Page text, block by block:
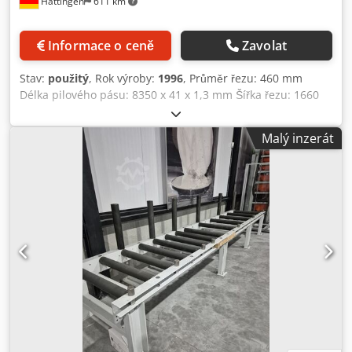
materiály: pásy z tvrdokovu VÝKONOVÉ ÚDAJE Rychlost
(krokový posuv): plynule nastavitelný 0,7 – 220 m/min
Elektrické připojení: 400 V / 50 Hz / 30 kW (celkový příkon)
Výrobce Typ Výkon (kW) / Proud (A) Otáčky (ot/min) -----
Pilový motor Sieber VM6-1054/750/4 7,5 kW / 15,6 A 1500
Hydraulický motor BauKnecht DT90-S4F 1,1 kW / 3,0 A 1500
HYDRAULICKÁ AGREGÁT Rexroth UL 205S2016294/1 2,2 kW
/ 5,6 A 1500 Motor pro vedení pásu SEW KG 35 1,2/4,8 kW /
4,6/10 A 750/3000 Jmenovitá rychlost SEW KE66 DT 80 N
612 0,12/0,48 kW / 0,69/1,32 A 750/3000 Rychlý posuv SEW
KE66 DT 80 N 612 0,12/0,48 kW / 0,69/1,32 A 750/3000
Nastavovací motor Sieber DE26,18 kW / 0,6 A 3000
Čerpadlo chladicí kapaliny Brinkmann TS12/190-65 0,27 kW
/ 0,63 A 3000 Čerpadlo chladicí kapaliny Brinkmann TB
100/270 0,24 kW / 0,44 A 3000 Čerpadlo pro odstraňování
třísek Huber + Moser 693/8F 0,08 kW / 0,65 A 750 Podávací
zařízení pilového pásu SEW SA 42 DT 71 DB 0,12 kW / 0,69
Informace o ceně Zavolat
Stav: použitý, Rok výroby: 1996, Průměr řezu: 460 mm
Délka pilového pásu: 8350 x 41 x 1,3 mm Šířka řezu: 1660
mm Celkový příkon: 30 kW Hmotnost stroje: přibližně 21
900 kg Pro podrobné informace o technických údajích
doporučujeme provést inspekci na místě. KASTO BBS
460/1660 2 identické stroje (stejné obrázky, druhý stroj je
vyroben v roce 1996) Výrobce: KASTO Maschinenbau GmbH
& Co. KG Adresa: Industriestr. 14, D-77856 Achern-
Gamshurst Typ: BBS 460/1660 (stolová pila s vodorovným
řezem / pila s pásovou pilou) Řada: 101 Číslo stroje: 6319
101 004 Rok výroby: 1996 ROZMĚRY A HMOTNOST
Hmotnost: 21 900 kg (technický list) / přibližně 17 700 kg
(plán základů) Výška uložení materiálu: 1 550 mm
Dsdpfszmy Sqjx Aipjck Prostorové nároky stroje (D x Š x V):
přibližně 1,24 × 3,28 × 3,49 m Minimální instalační plocha s
příslušenstvím/volitelným vybavením: přibližně 20,19 ×
10,67 × 3,95 m Rozsah řezu (při 90°) Kulatý materiál: Ø 460
Malý inzerát